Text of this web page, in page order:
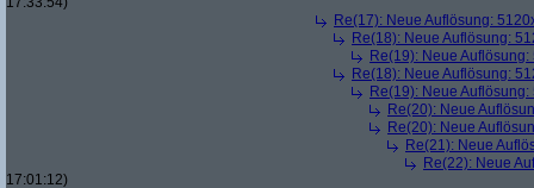
Re(17): Neue Auflösung:
Re(18): Neue Auflösung:
Re(19): Neue
Re(18): Neue Auflösung:
Re(19): Neue
Re(20): Neue
Re(20): Neue
Re(21): Neue
Re(22): Neue
17:01:12)